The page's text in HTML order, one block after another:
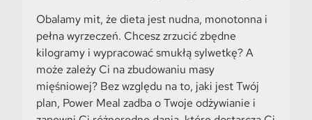
Obalamy mit, że dieta jest nudna, monotonna i
pełna wyrzeczeń. Chcesz zrzucić zbędne
kilogramy i wypracować smukłą sylwetkę? A
może zależy Ci na zbudowaniu masy
mięśniowej? Bez względu na to, jaki jest Twój
plan, Power Meal zadba o Twoje odżywianie i